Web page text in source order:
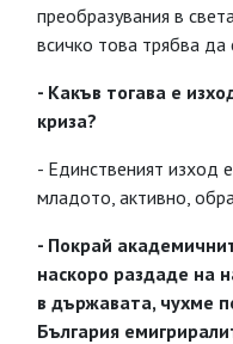
преобразувания в
всичко това трябва да
- Какъв тогава е
криза?
- Единственият изход
младото, активно,
- Покрай
наскоро раздаде на
в държавата, чухме
България